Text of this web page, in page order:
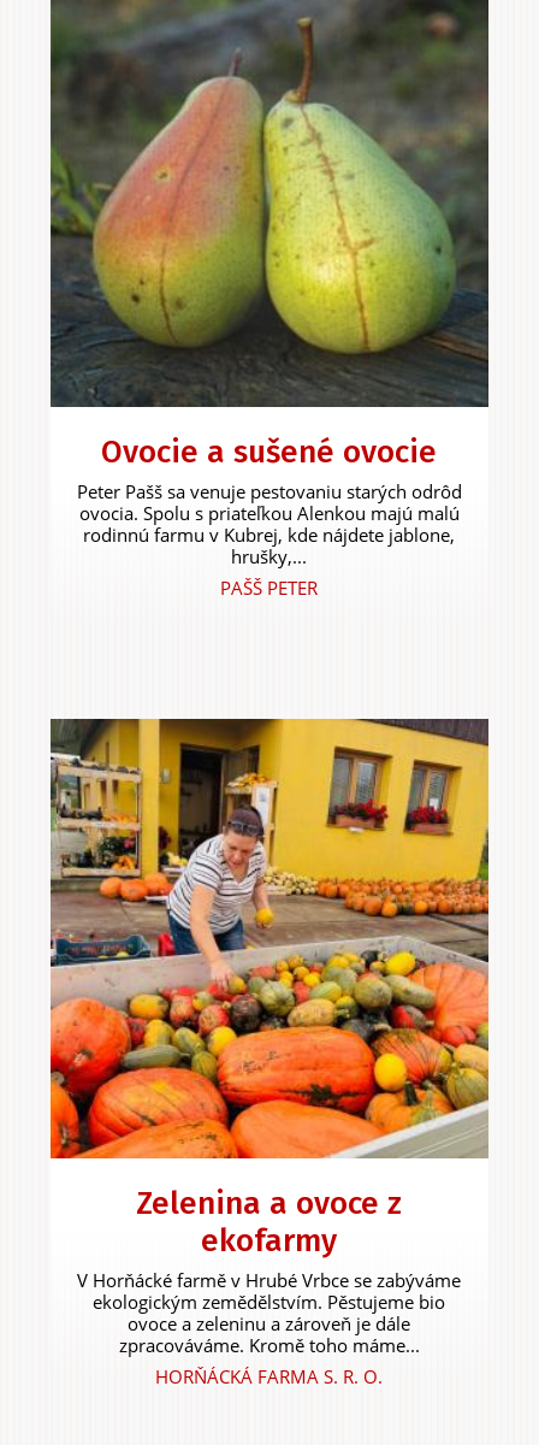
Ovocie a sušené ovocie
Peter Pašš sa venuje pestovaniu starých odrôd
ovocia. Spolu s priateľkou Alenkou majú malú
rodinnú farmu v Kubrej, kde nájdete jablone,
hrušky,...
PAŠŠ PETER
Zelenina a ovoce z
ekofarmy
V Horňácké farmě v Hrubé Vrbce se zabýváme
ekologickým zemědělstvím. Pěstujeme bio
ovoce a zeleninu a zároveň je dále
zpracováváme. Kromě toho máme...
HORŇÁCKÁ FARMA S. R. O.